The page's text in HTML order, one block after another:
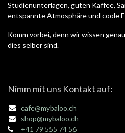
Studienunterlagen, guten Kaffee,
entspannte Atmosphäre und coole
Komm vorbei, denn wir wissen
dies selber sind.
Nimm mit uns Kontakt auf:
cafe@mybaloo.ch
shop@mybaloo.ch
+41 79 555 74 56